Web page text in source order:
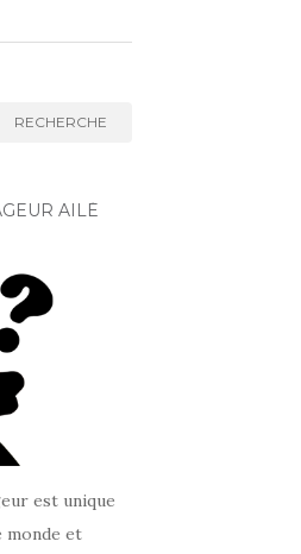
RECHERCHE
AILÉ
est unique
monde et